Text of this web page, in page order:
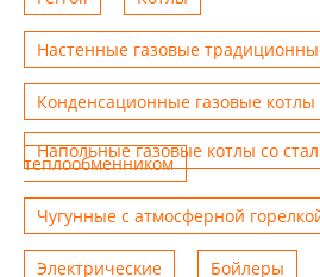
Настенные газовые
Конденсационные газовые котлы
Напольные газовые котлы со
теплообменником
Чугунные с атмосферной
Электрические Бойлеры